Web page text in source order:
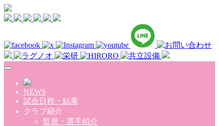
Skip to main content
NEWS
試合日程・結果
クラブ紹介
監督・選手紹介